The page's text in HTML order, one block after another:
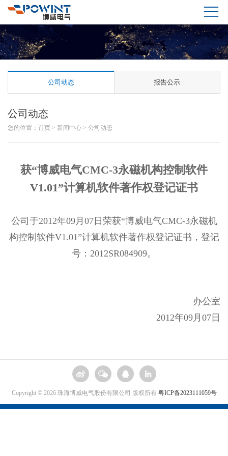
公司动态 报告公示
公司动态
您的位置： 首页 > 新闻中心 > 公司动态
获“博威电气CMC-3永磁机构控制软件
V1.01”计算机软件著作权登记证书
公司于2012年09月07日荣获“博威电气CMC-3永磁机
构控制软件V1.01”计算机软件著作权登记证书 ，登记
号：2012SR084909。
办公室
2012年09月07日
Copyright © 2026 珠海博威电气股份有限公司 版权所有 粤ICP备2023111059号